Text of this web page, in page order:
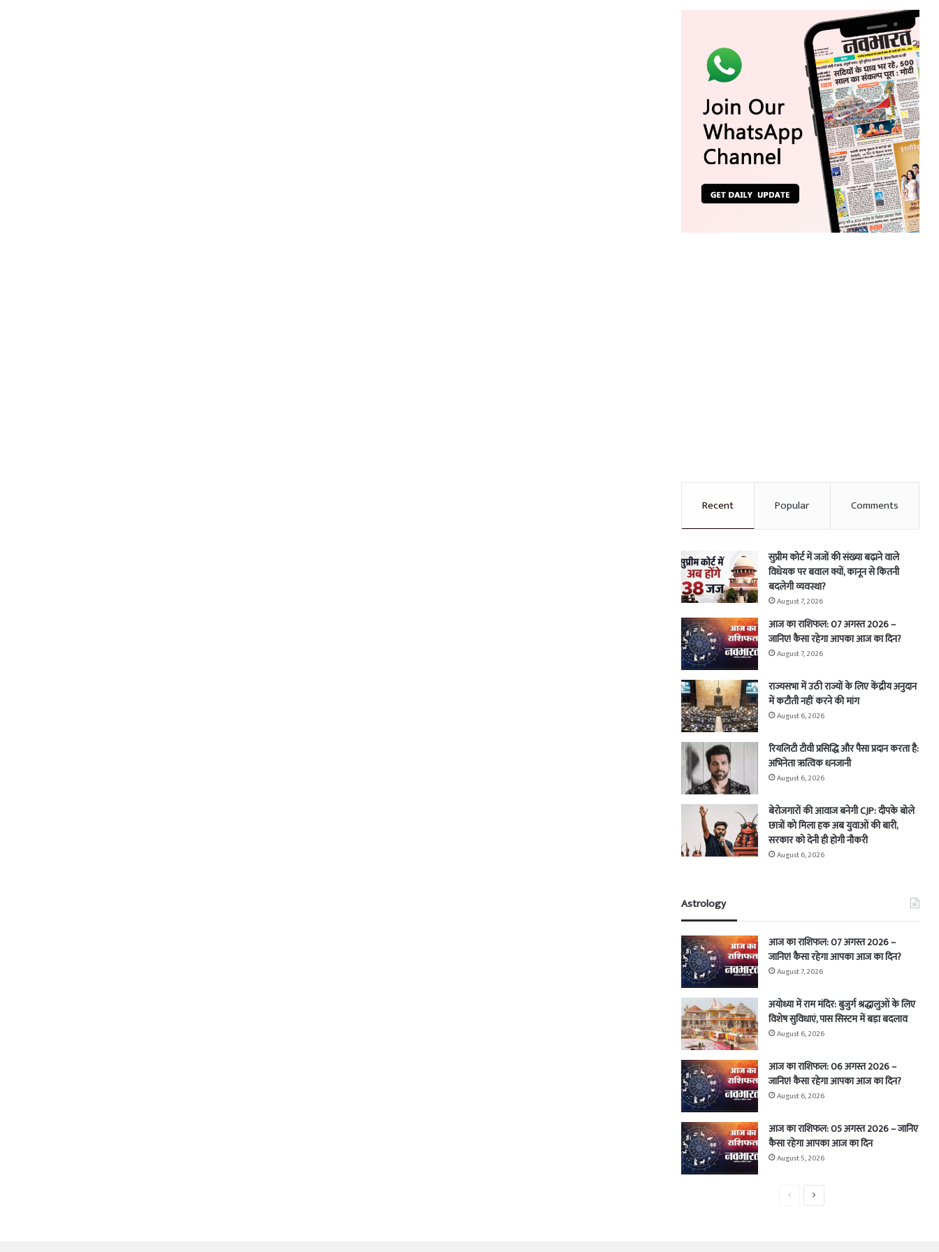
Recent Popular Comments
सुप्रीम कोर्ट में जजों की संख्या बढ़ाने वाले
विधेयक पर बवाल क्यों, कानून से कितनी
बदलेगी व्यवस्था?
August 7, 2026
आज का राशिफल: 07 अगस्त 2026 –
जानिए! कैसा रहेगा आपका आज का दिन?
August 7, 2026
राज्यसभा में उठी राज्यों के लिए केंद्रीय अनुदान
में कटौती नहीं करने की मांग
August 6, 2026
रियलिटी टीवी प्रसिद्धि और पैसा प्रदान करता है:
अभिनेता ऋत्विक धनजानी
August 6, 2026
बेरोजगारों की आवाज बनेगी CJP: दीपके बोले
छात्रों को मिला हक अब युवाओं की बारी,
सरकार को देनी ही होगी नौकरी
August 6, 2026
Astrology
आज का राशिफल: 07 अगस्त 2026 –
जानिए! कैसा रहेगा आपका आज का दिन?
August 7, 2026
अयोध्या में राम मंदिर: बुजुर्ग श्रद्धालुओं के लिए
विशेष सुविधाएं, पास सिस्टम में बड़ा बदलाव
August 6, 2026
आज का राशिफल: 06 अगस्त 2026 –
जानिए! कैसा रहेगा आपका आज का दिन?
August 6, 2026
आज का राशिफल: 05 अगस्त 2026 – जानिए
कैसा रहेगा आपका आज का दिन
August 5, 2026
PreviousNext